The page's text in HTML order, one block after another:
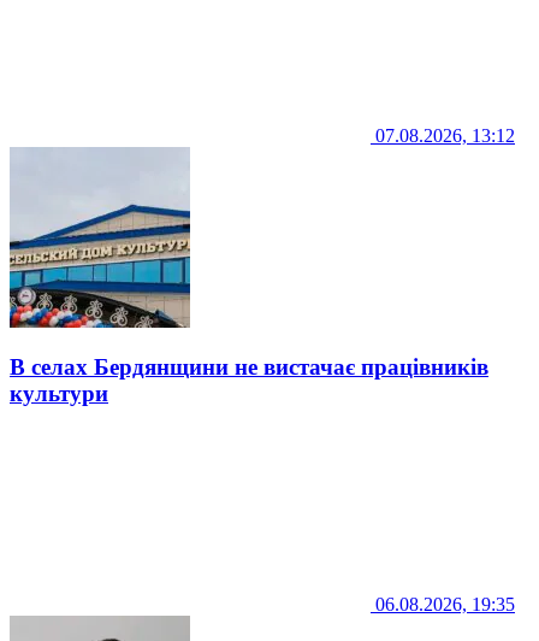
07.08.2026, 13:12
В селах Бердянщини не вистачає працівників
культури
06.08.2026, 19:35